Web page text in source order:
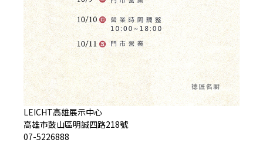
LEICHT高雄展示中心
高雄市鼓山區明誠四路218號
07-5226888